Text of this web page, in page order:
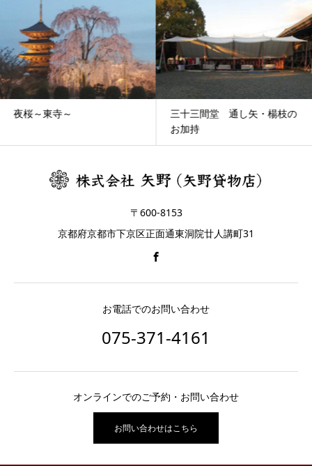
夜桜～東寺～
三十三間堂 通し矢・楊枝の
お加持
〒600-8153
京都府京都市下京区正面通東洞院廿人講町31
お電話でのお問い合わせ
075-371-4161
オンラインでのご予約・お問い合わせ
お問い合わせはこちら